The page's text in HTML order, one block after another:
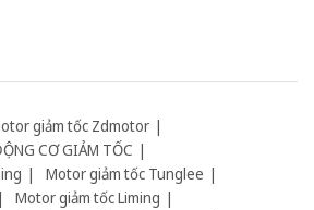
giảm tốc Zdmotor
CƠ GIẢM TỐC
Motor giảm tốc Tunglee
Motor giảm tốc Liming